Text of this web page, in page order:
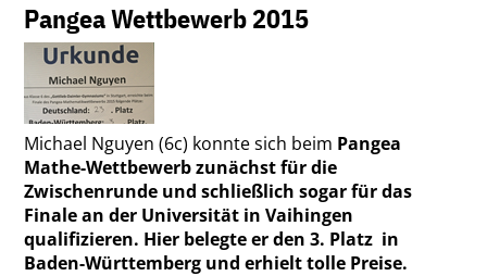
Pangea Wettbewerb 2015
Michael Nguyen (6c) konnte sich beim Pangea
Mathe-Wettbewerb zunächst für die
Zwischenrunde und schließlich sogar für das
Finale an der Universität in Vaihingen
qualifizieren. Hier belegte er den 3. Platz in
Baden-Württemberg und erhielt tolle Preise.